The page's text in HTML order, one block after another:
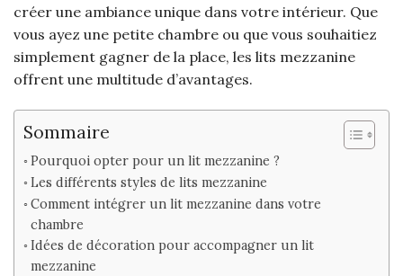
créer une ambiance unique dans votre intérieur. Que
vous ayez une petite chambre ou que vous souhaitiez
simplement gagner de la place, les lits mezzanine
offrent une multitude d’avantages.
Sommaire
Pourquoi opter pour un lit mezzanine ?
Les différents styles de lits mezzanine
Comment intégrer un lit mezzanine dans votre
chambre
Idées de décoration pour accompagner un lit
mezzanine